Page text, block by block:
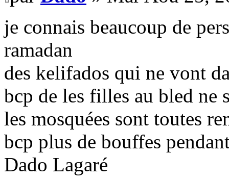
je connais beaucoup de
ramadan
des kelifados qui ne vont
bcp de les filles au bled ne
les mosquées sont toutes
bcp plus de bouffes
Dado Lagaré